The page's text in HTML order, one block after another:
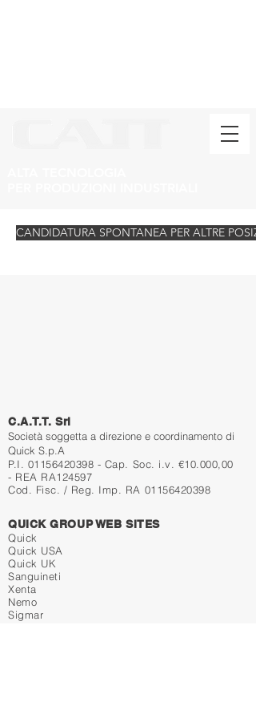
CANDIDATURA SPONTANEA PER ALTRE
C.A.T.T. Srl
Società soggetta a direzione e coordinamento di
Quick S.p.A
P.I. 01156420398 - Cap. Soc. i.v. €10.000,00
- REA RA124597
Cod. Fisc. / Reg. Imp. RA 01156420398
QUICK GROUP WEB SITES
Quick
Quick USA
Quick UK
Sanguineti
Xenta
Nemo
Sigmar